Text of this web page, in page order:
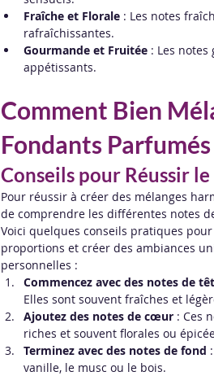
Fraîche et Florale : Les notes
rafraîchissantes.
Gourmande et Fruitée : Les
appétissants.
Comment Bien
Fondants Parfumés
Conseils pour Réussir
Pour réussir à créer des mélanges
de comprendre les différentes notes
Voici quelques conseils pratiques
proportions et créer des ambiances
personnelles :
Commencez avec des notes de
Elles sont souvent fraîches et
Ajoutez des notes de cœur : Ces
riches et souvent florales ou
Terminez avec des notes de fond
vanille, le musc ou le bois.